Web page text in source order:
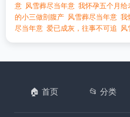
意 风雪葬尽当年意 我怀孕五个月
的小三做剖腹产 风雪葬尽当年意 我
尽当年意 爱已成灰，往事不可追
🏠 首页 📂 分类